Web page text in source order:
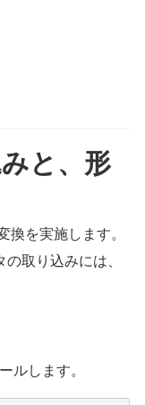
と、形
を実施します。
取り込みには、
ルします。